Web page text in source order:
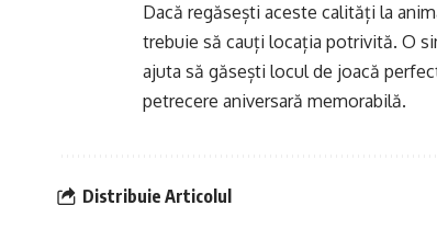
Dacă regăsești aceste calități la
trebuie să cauți locația potrivită. O
ajuta să găsești locul de joacă
petrecere aniversară memorabilă.
Distribuie Articolul